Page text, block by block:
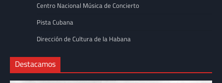
Centro Nacional Música de Concierto
Pista Cubana
Dirección de Cultura de la Habana
Destacamos